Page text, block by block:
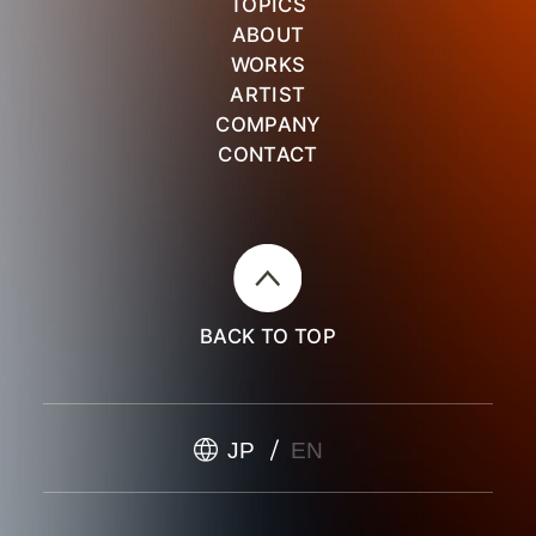
ABOUT
WORKS
ARTIST
COMPANY
CONTACT
BACK TO TOP
EN
JP